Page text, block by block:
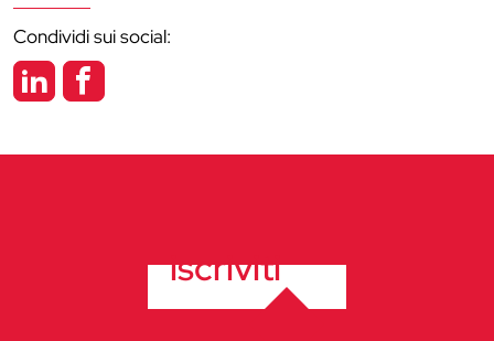
Condividi sui social:
iscriviti